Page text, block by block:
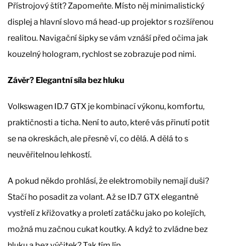
Přístrojový štít? Zapomeňte. Místo něj minimalistický
displej a hlavní slovo má head-up projektor s rozšířenou
realitou. Navigační šipky se vám vznáší před očima jak
kouzelný hologram, rychlost se zobrazuje pod nimi.
Závěr? Elegantní síla bez hluku
Volkswagen ID.7 GTX je kombinací výkonu, komfortu,
praktičnosti a ticha. Není to auto, které vás přinutí potit
se na okreskách, ale přesně ví, co dělá. A dělá to s
neuvěřitelnou lehkostí.
A pokud někdo prohlásí, že elektromobily nemají duši?
Stačí ho posadit za volant. Až se ID.7 GTX elegantně
vystřelí z křižovatky a proletí zatáčku jako po kolejích,
možná mu začnou cukat koutky. A když to zvládne bez